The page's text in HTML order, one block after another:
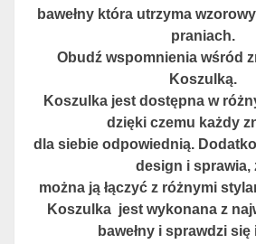
bawełny która utrzyma
praniach.
Obudź wspomnienia wśród
Koszulką.
Koszulka jest dostępna w
dzięki czemu każdy
dla siebie odpowiednią.
design i sprawia,
można ją łączyć z różnymi
Koszulka jest wykonana z
bawełny i sprawdzi